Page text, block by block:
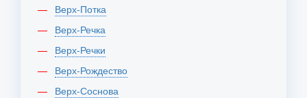
Верх-Потка
Верх-Речка
Верх-Речки
Верх-Рождество
Верх-Соснова